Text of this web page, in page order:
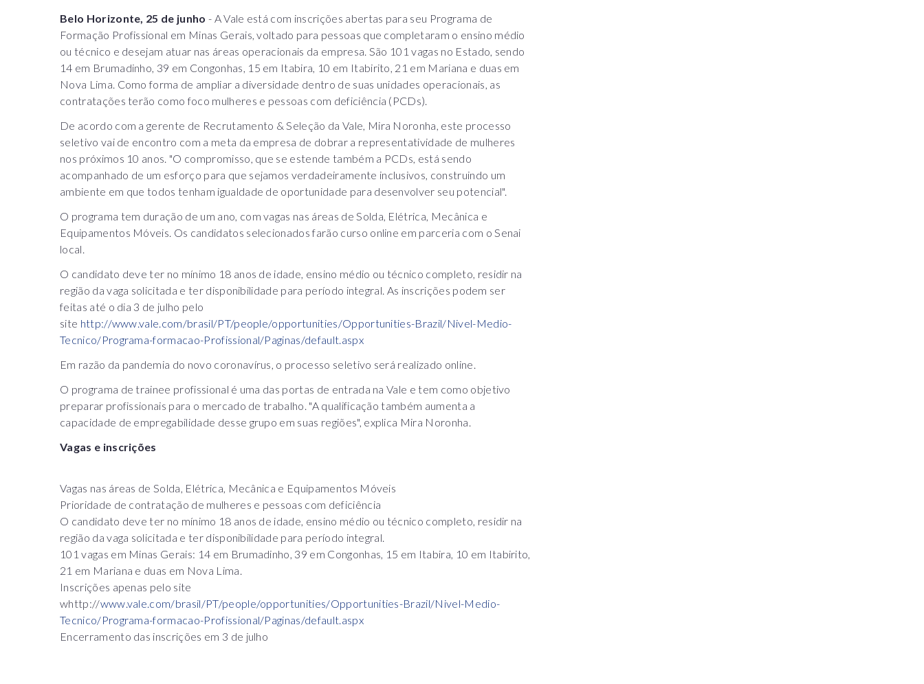
Belo Horizonte, 25 de junho - A Vale está com inscrições abertas para seu Programa de
Formação Profissional em Minas Gerais, voltado para pessoas que completaram o ensino médio
ou técnico e desejam atuar nas áreas operacionais da empresa. São 101 vagas no Estado, sendo
14 em Brumadinho, 39 em Congonhas, 15 em Itabira, 10 em Itabirito, 21 em Mariana e duas em
Nova Lima. Como forma de ampliar a diversidade dentro de suas unidades operacionais, as
contratações terão como foco mulheres e pessoas com deficiência (PCDs).
De acordo com a gerente de Recrutamento & Seleção da Vale, Mira Noronha, este processo
seletivo vai de encontro com a meta da empresa de dobrar a representatividade de mulheres
nos próximos 10 anos. "O compromisso, que se estende também a PCDs, está sendo
acompanhado de um esforço para que sejamos verdadeiramente inclusivos, construindo um
ambiente em que todos tenham igualdade de oportunidade para desenvolver seu potencial".
O programa tem duração de um ano, com vagas nas áreas de Solda, Elétrica, Mecânica e
Equipamentos Móveis. Os candidatos selecionados farão curso online em parceria com o Senai
local.
O candidato deve ter no mínimo 18 anos de idade, ensino médio ou técnico completo, residir na
região da vaga solicitada e ter disponibilidade para período integral. As inscrições podem ser
feitas até o dia 3 de julho pelo
site http://www.vale.com/brasil/PT/people/opportunities/Opportunities-Brazil/Nivel-Medio-
Tecnico/Programa-formacao-Profissional/Paginas/default.aspx
Em razão da pandemia do novo coronavírus, o processo seletivo será realizado online.
O programa de trainee profissional é uma das portas de entrada na Vale e tem como objetivo
preparar profissionais para o mercado de trabalho. "A qualificação também aumenta a
capacidade de empregabilidade desse grupo em suas regiões", explica Mira Noronha.
Vagas e inscrições
Vagas nas áreas de Solda, Elétrica, Mecânica e Equipamentos Móveis
Prioridade de contratação de mulheres e pessoas com deficiência
O candidato deve ter no mínimo 18 anos de idade, ensino médio ou técnico completo, residir na
região da vaga solicitada e ter disponibilidade para período integral.
101 vagas em Minas Gerais: 14 em Brumadinho, 39 em Congonhas, 15 em Itabira, 10 em Itabirito,
21 em Mariana e duas em Nova Lima.
Inscrições apenas pelo site
whttp://www.vale.com/brasil/PT/people/opportunities/Opportunities-Brazil/Nivel-Medio-
Tecnico/Programa-formacao-Profissional/Paginas/default.aspx
Encerramento das inscrições em 3 de julho